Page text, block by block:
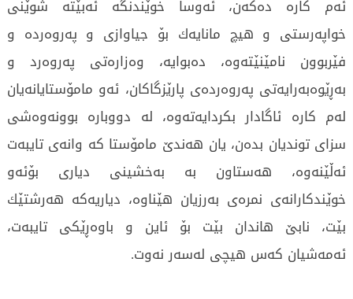
ئه‌م كاره‌ ده‌كه‌ن، ئه‌وسا خوێندنگه‌ ئه‌بێته‌ شوێنی‌
خواپه‌رستی‌ و هیچ مانایه‌ك بۆ جیاوازی‌ و په‌روه‌رده‌ و
فێربوون نامێنێته‌وه‌، ده‌بوایه‌، وه‌زاره‌تی‌ په‌روه‌رد و
به‌ڕێوه‌به‌رایه‌تی‌ په‌روه‌رده‌ی‌ پارێزگاكان، ئه‌و مامۆستایانه‌یان
له‌م كاره‌ ئاگادار بكردایه‌ته‌وه‌، له‌ دووباره‌ بوونه‌وه‌شی‌
سزای‌ توندیان بده‌ن، یان هه‌ندێ‌ مامۆستا كه‌ وانه‌ی‌ تایبه‌ت
ئه‌ڵێنه‌وه‌، هه‌ستاون به‌ به‌خشینی‌ دیاری‌ بۆئه‌و
خوێندكارانه‌ی‌ نمره‌ی‌ به‌رزیان هێناوه‌، دیاریه‌كه‌ هه‌رشتێك
بێت، نابێ‌ هاندان بێت بۆ ئاین و باوه‌ڕێكی‌ تایبه‌ت،
ئه‌مه‌شیان كه‌س هیچی‌ له‌سه‌ر نه‌وت.